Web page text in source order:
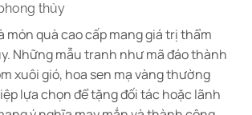
thủy
món quà cao cấp mang giá trị thẩm
Những mẫu tranh như mã đáo thành
xuôi gió, hoa sen mạ vàng thường
lựa chọn để tặng đối tác hoặc lãnh